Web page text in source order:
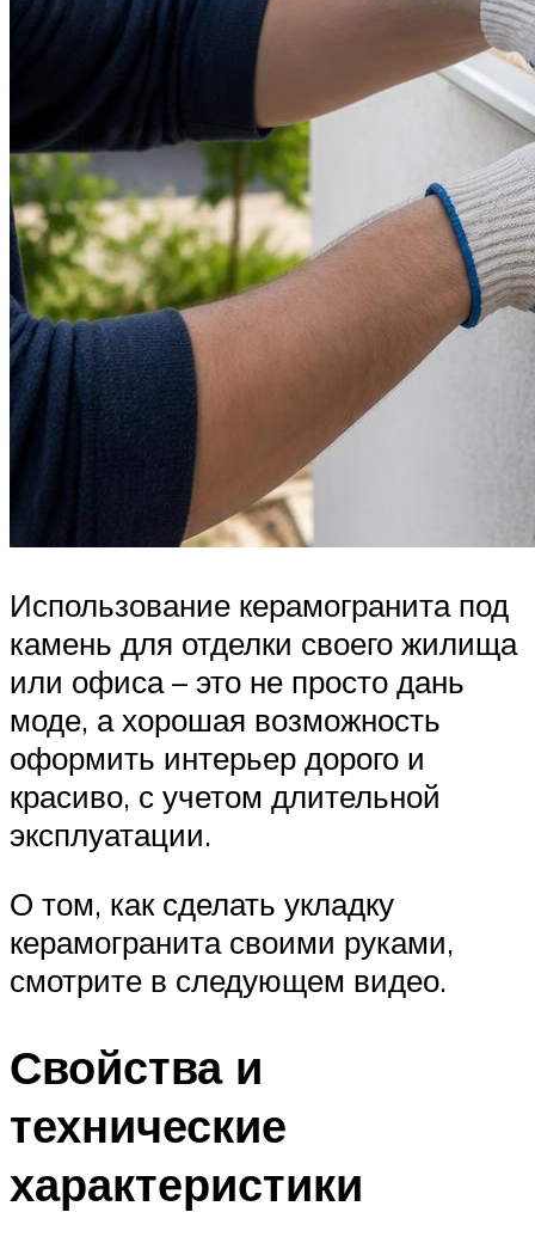
Использование керамогранита под
камень для отделки своего жилища
или офиса – это не просто дань
моде, а хорошая возможность
оформить интерьер дорого и
красиво, с учетом длительной
эксплуатации.
О том, как сделать укладку
керамогранита своими руками,
смотрите в следующем видео.
Свойства и
технические
характеристики